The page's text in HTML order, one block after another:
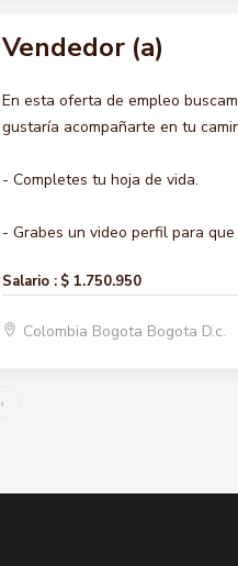
Vendedor (a)
En esta oferta de empleo
gustaría acompañarte en tu
- Completes tu hoja de vida.
- Grabes un video perfil para que
Salario : $ 1.750.950
Colombia Bogota Bogota D.c.
›